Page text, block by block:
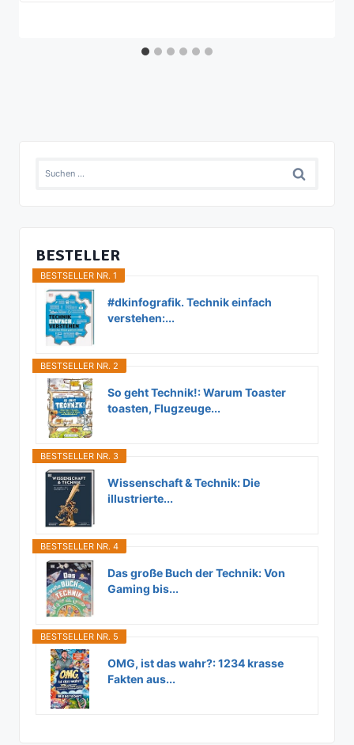
Suchen
BESTELLER
BESTSELLER NR. 1
#dkinfografik. Technik einfach
verstehen:...
BESTSELLER NR. 2
So geht Technik!: Warum Toaster
toasten, Flugzeuge...
BESTSELLER NR. 3
Wissenschaft & Technik: Die
illustrierte...
BESTSELLER NR. 4
Das große Buch der Technik: Von
Gaming bis...
BESTSELLER NR. 5
OMG, ist das wahr?: 1234 krasse
Fakten aus...